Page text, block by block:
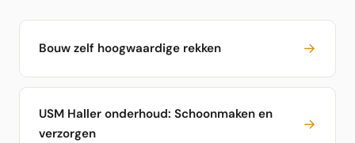
Bouw zelf hoogwaardige rekken →
USM Haller onderhoud: Schoonmaken en
verzorgen
→